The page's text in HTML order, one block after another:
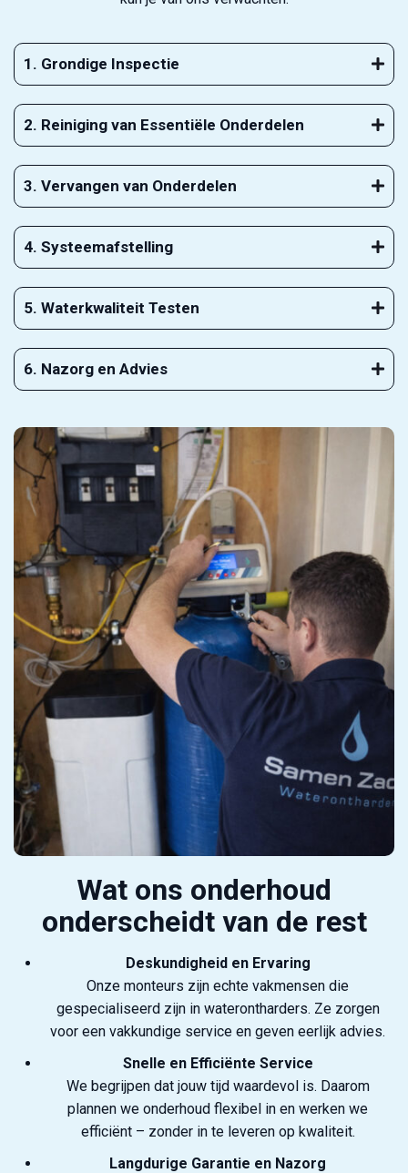
1. Grondige Inspectie
2. Reiniging van Essentiële Onderdelen
3. Vervangen van Onderdelen
4. Systeemafstelling
5. Waterkwaliteit Testen
6. Nazorg en Advies
Wat ons onderhoud
onderscheidt van de rest
Deskundigheid en Ervaring
Onze monteurs zijn echte vakmensen die
gespecialiseerd zijn in waterontharders. Ze zorgen
voor een vakkundige service en geven eerlijk advies.
Snelle en Efficiënte Service
We begrijpen dat jouw tijd waardevol is. Daarom
plannen we onderhoud flexibel in en werken we
efficiënt – zonder in te leveren op kwaliteit.
Langdurige Garantie en Nazorg